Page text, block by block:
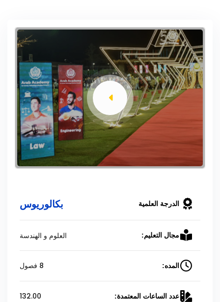
الدرجة العلمية بكالوريوس
مجال التعليم: العلوم و الهندسة
المده: 8 فصول
عدد الساعات المعتمدة: 132.00